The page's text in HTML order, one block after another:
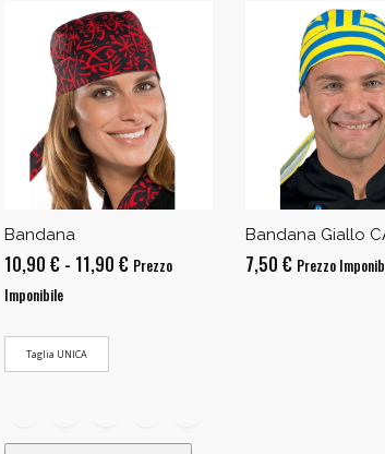
Bandana
10,90 € - 11,90 €Fascia
11,90 €
Prezzo
Imponibile
Taglia UNICA
Bandana Giallo
7,50 € Prezzo